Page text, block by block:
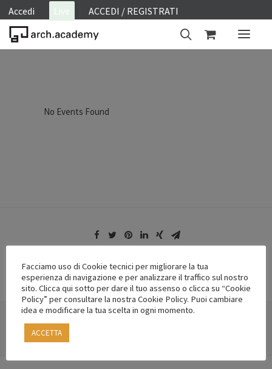
Accedi Live ACCEDI / REGISTRATI
E-LEARNING
No Events Found
Facciamo uso di Cookie tecnici per migliorare la tua
esperienza di navigazione e per analizzare il traffico sul nostro
sito. Clicca qui sotto per dare il tuo assenso o clicca su “Cookie
Policy” per consultare la nostra Cookie Policy. Puoi cambiare
idea e modificare la tua scelta in ogni momento.
ACCETTA